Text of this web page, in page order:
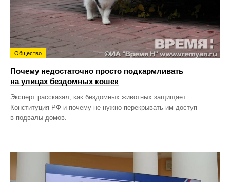
Общество
Почему недостаточно просто подкармливать
на улицах бездомных кошек
Эксперт рассказал, как бездомных животных защищает
Конституция РФ и почему не нужно перекрывать им доступ
в подвалы домов.